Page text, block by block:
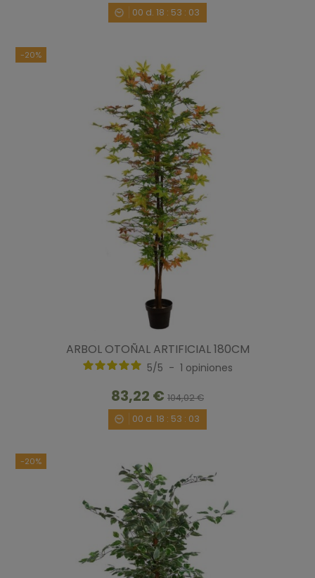
00 d. 18 : 53 : 02
-20%
ARBOL OTOÑAL ARTIFICIAL 180CM
5/5 - 1 opiniones
83,22 € 104,02 €
00 d. 18 : 53 : 02
-20%